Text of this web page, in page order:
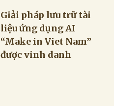
Giải pháp lưu trữ tài
liệu ứng dụng AI
“Make in Viet Nam”
được vinh danh